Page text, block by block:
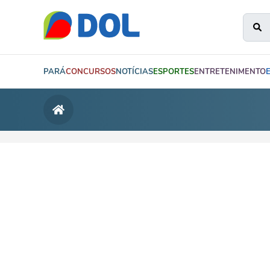
PARÁCONCURSOSNOTÍCIASESPORTESENTRETENIMENTO